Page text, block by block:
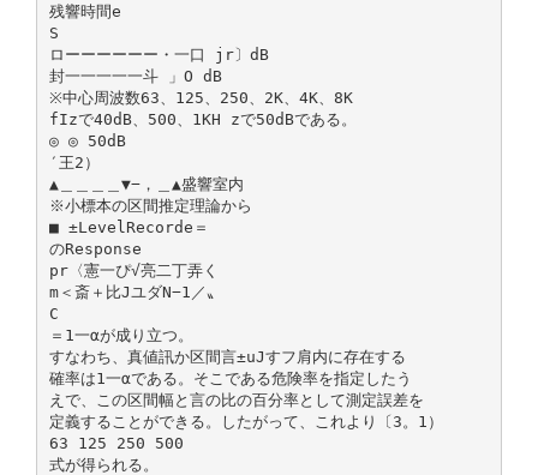
残響時間e
S
ローーーーーー・一口 jr〕dB
封一一一一一斗 」O dB
※中心周波数63、125、250、2K、4K、8K
fIzで40dB、500、1KH zで50dBである。
◎ ◎ 50dB
′王2）
▲＿＿＿＿▼−，＿▲盛響室内
※小標本の区間推定理論から
■ ±LevelRecorde＝
のResponse
pr〈憲一ぴ√亮二丁弄く
m＜斎＋比JユダN−1／〟
C
＝1一αが成り立つ。
すなわち、真値訊か区間言±uJすフ肩内に存在する
確率は1一αである。そこである危険率を指定したう
えで、この区間幅と言の比の百分率として測定誤差を
定義することができる。したがって、これより〔3。1）
63 125 250 500
式が得られる。